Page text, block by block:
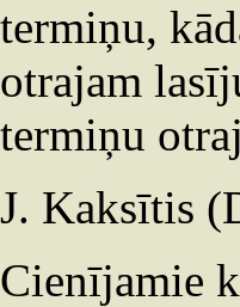
termiņu,
otrajam
termiņu
J. Kaksītis
Cienījamie